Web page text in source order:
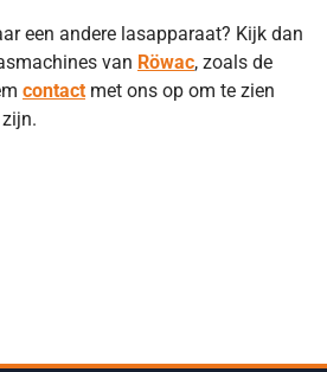
een andere lasapparaat? Kijk dan
van Röwac, zoals de
contact met ons op om te zien